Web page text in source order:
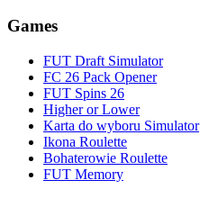
Games
FUT Draft Simulator
FC 26 Pack Opener
FUT Spins 26
Higher or Lower
Karta do wyboru Simulator
Ikona Roulette
Bohaterowie Roulette
FUT Memory